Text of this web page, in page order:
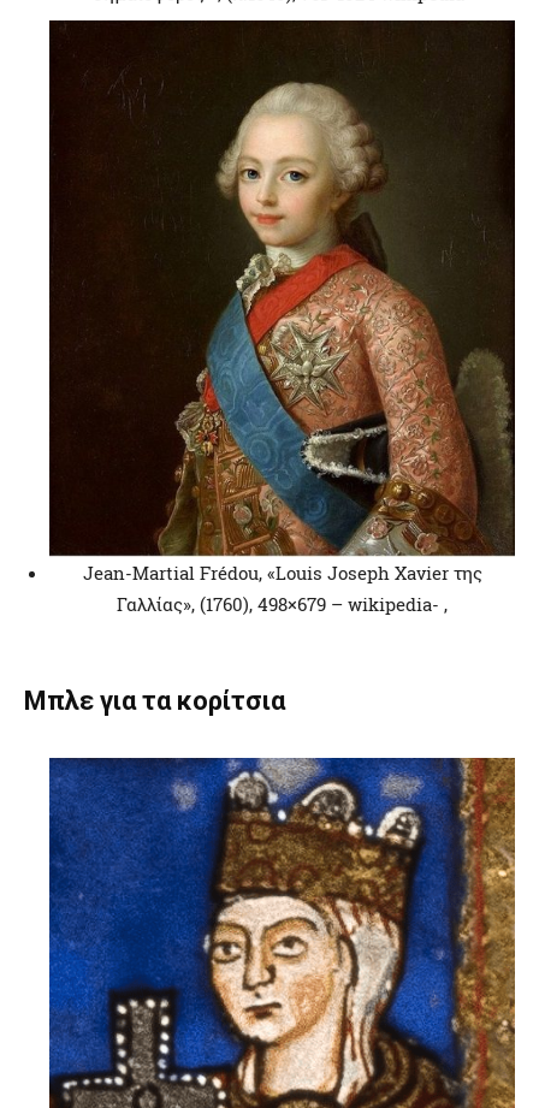
Jean-Martial Frédou, «Louis Joseph Xavier της
Γαλλίας», (1760), 498×679 – wikipedia- ,
Μπλε για τα κορίτσια